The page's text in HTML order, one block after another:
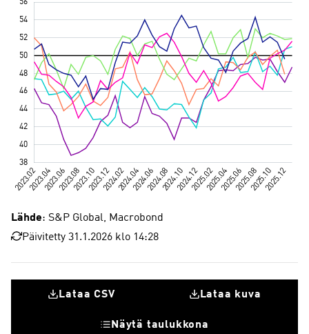
Lähde: S&P Global, Macrobond
Päivitetty 31.1.2026 klo 14:28
Lataa CSV Lataa kuva
Näytä taulukkona